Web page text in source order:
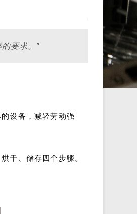
要求。”
设备，减轻劳动强
干、储存四个步骤。